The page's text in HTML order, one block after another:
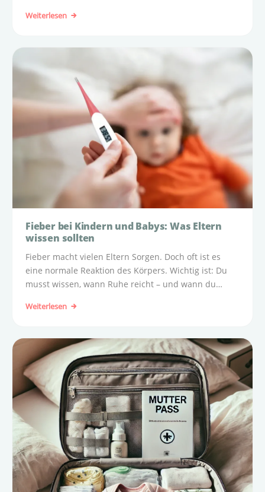
eignet sich gerade das zweite Trimester
Weiterlesen
Fieber bei Kindern und Babys: Was Eltern
wissen sollten
Fieber macht vielen Eltern Sorgen. Doch oft ist es
eine normale Reaktion des Körpers. Wichtig ist: Du
musst wissen, wann Ruhe reicht – und wann du
Weiterlesen